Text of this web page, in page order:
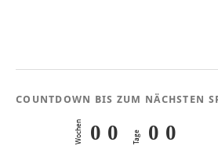
COUNTDOWN BIS ZUM NÄCHSTEN
Wochen 0 0 Tage 0 0